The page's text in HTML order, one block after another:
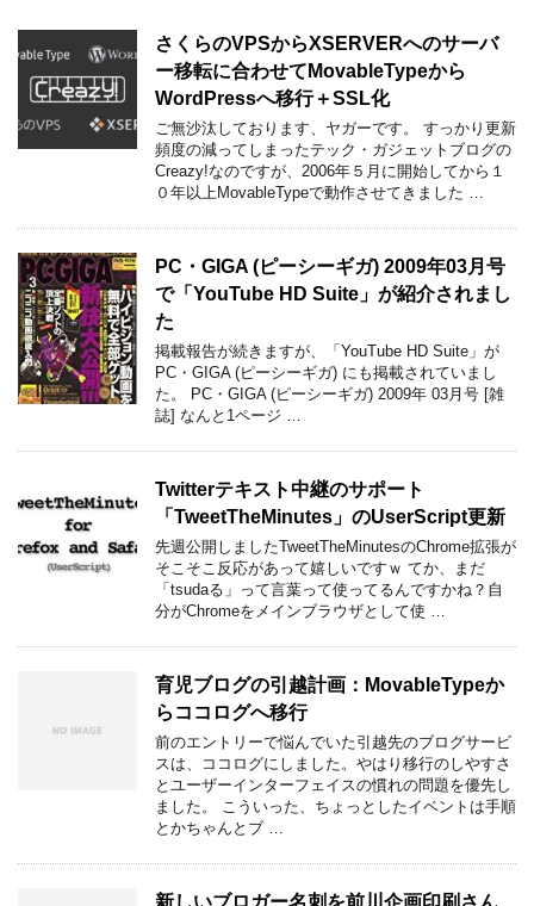
さくらのVPSからXSERVERへのサーバ
ー移転に合わせてMovableTypeから
WordPressへ移行＋SSL化
ご無沙汰しております、ヤガーです。 すっかり更新
頻度の減ってしまったテック・ガジェットブログの
Creazy!なのですが、2006年５月に開始してから１
０年以上MovableTypeで動作させてきました …
PC・GIGA (ピーシーギガ) 2009年03月号
で「YouTube HD Suite」が紹介されまし
た
掲載報告が続きますが、「YouTube HD Suite」が
PC・GIGA (ピーシーギガ) にも掲載されていまし
た。 PC・GIGA (ピーシーギガ) 2009年 03月号 [雑
誌] なんと1ページ …
Twitterテキスト中継のサポート
「TweetTheMinutes」のUserScript更新
先週公開しましたTweetTheMinutesのChrome拡張が
そこそこ反応があって嬉しいですｗ てか、まだ
「tsudaる」って言葉って使ってるんですかね？自
分がChromeをメインブラウザとして使 …
育児ブログの引越計画：MovableTypeか
らココログへ移行
前のエントリーで悩んでいた引越先のブログサービ
スは、ココログにしました。やはり移行のしやすさ
とユーザーインターフェイスの慣れの問題を優先し
ました。 こういった、ちょっとしたイベントは手順
とかちゃんとブ …
新しいブロガー名刺を前川企画印刷さん